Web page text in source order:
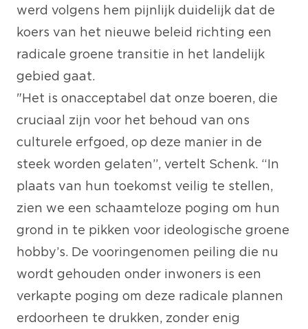
werd volgens hem pijnlijk duidelijk dat de
koers van het nieuwe beleid richting een
radicale groene transitie in het landelijk
gebied gaat.
"Het is onacceptabel dat onze boeren, die
cruciaal zijn voor het behoud van ons
culturele erfgoed, op deze manier in de
steek worden gelaten”, vertelt Schenk. “In
plaats van hun toekomst veilig te stellen,
zien we een schaamteloze poging om hun
grond in te pikken voor ideologische groene
hobby’s. De vooringenomen peiling die nu
wordt gehouden onder inwoners is een
verkapte poging om deze radicale plannen
erdoorheen te drukken, zonder enig